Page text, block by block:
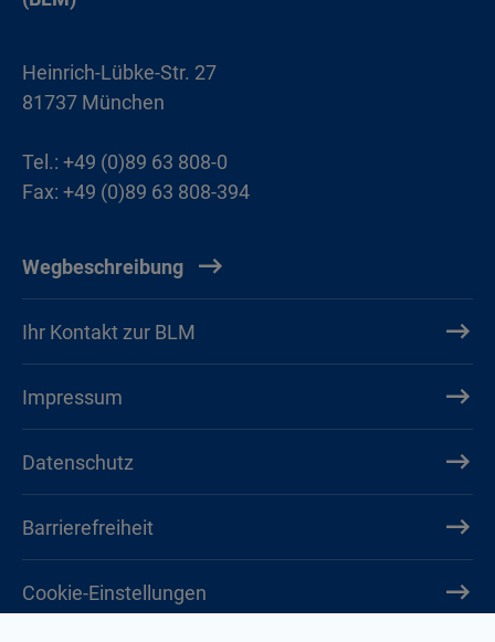
Heinrich-Lübke-Str. 27
81737 München
Tel.: +49 (0)89 63 808-0
Fax: +49 (0)89 63 808-394
Wegbeschreibung
Ihr Kontakt zur BLM
Impressum
Datenschutz
Barrierefreiheit
Cookie-Einstellungen